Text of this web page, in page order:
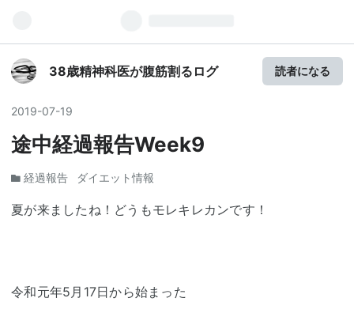
38歳精神科医が腹筋割るログ 読者になる
2019-07-19
途中経過報告Week9
経過報告 ダイエット情報
夏が来ましたね！どうもモレキレカンです！
令和元年5月17日から始まった